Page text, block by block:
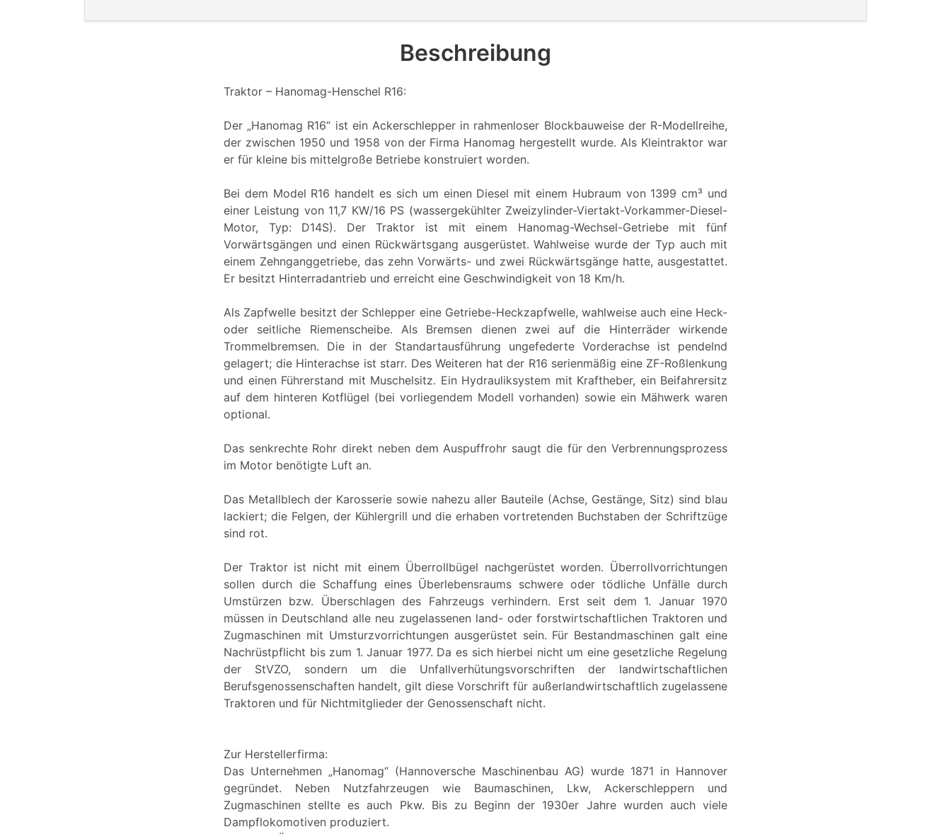
Beschreibung
Traktor – Hanomag-Henschel R16:
Der „Hanomag R16“ ist ein Ackerschlepper in rahmenloser Blockbauweise der R-Modellreihe,
der zwischen 1950 und 1958 von der Firma Hanomag hergestellt wurde. Als Kleintraktor war
er für kleine bis mittelgroße Betriebe konstruiert worden.
Bei dem Model R16 handelt es sich um einen Diesel mit einem Hubraum von 1399 cm³ und
einer Leistung von 11,7 KW/16 PS (wassergekühlter Zweizylinder-Viertakt-Vorkammer-Diesel-
Motor, Typ: D14S). Der Traktor ist mit einem Hanomag-Wechsel-Getriebe mit fünf
Vorwärtsgängen und einen Rückwärtsgang ausgerüstet. Wahlweise wurde der Typ auch mit
einem Zehnganggetriebe, das zehn Vorwärts- und zwei Rückwärtsgänge hatte, ausgestattet.
Er besitzt Hinterradantrieb und erreicht eine Geschwindigkeit von 18 Km/h.
Als Zapfwelle besitzt der Schlepper eine Getriebe-Heckzapfwelle, wahlweise auch eine Heck-
oder seitliche Riemenscheibe. Als Bremsen dienen zwei auf die Hinterräder wirkende
Trommelbremsen. Die in der Standartausführung ungefederte Vorderachse ist pendelnd
gelagert; die Hinterachse ist starr. Des Weiteren hat der R16 serienmäßig eine ZF-Roßlenkung
und einen Führerstand mit Muschelsitz. Ein Hydrauliksystem mit Kraftheber, ein Beifahrersitz
auf dem hinteren Kotflügel (bei vorliegendem Modell vorhanden) sowie ein Mähwerk waren
optional.
Das senkrechte Rohr direkt neben dem Auspuffrohr saugt die für den Verbrennungsprozess
im Motor benötigte Luft an.
Das Metallblech der Karosserie sowie nahezu aller Bauteile (Achse, Gestänge, Sitz) sind blau
lackiert; die Felgen, der Kühlergrill und die erhaben vortretenden Buchstaben der Schriftzüge
sind rot.
Der Traktor ist nicht mit einem Überrollbügel nachgerüstet worden. Überrollvorrichtungen
sollen durch die Schaffung eines Überlebensraums schwere oder tödliche Unfälle durch
Umstürzen bzw. Überschlagen des Fahrzeugs verhindern. Erst seit dem 1. Januar 1970
müssen in Deutschland alle neu zugelassenen land- oder forstwirtschaftlichen Traktoren und
Zugmaschinen mit Umsturzvorrichtungen ausgerüstet sein. Für Bestandmaschinen galt eine
Nachrüstpflicht bis zum 1. Januar 1977. Da es sich hierbei nicht um eine gesetzliche Regelung
der StVZO, sondern um die Unfallverhütungsvorschriften der landwirtschaftlichen
Berufsgenossenschaften handelt, gilt diese Vorschrift für außerlandwirtschaftlich zugelassene
Traktoren und für Nichtmitglieder der Genossenschaft nicht.
Zur Herstellerfirma:
Das Unternehmen „Hanomag“ (Hannoversche Maschinenbau AG) wurde 1871 in Hannover
gegründet. Neben Nutzfahrzeugen wie Baumaschinen, Lkw, Ackerschleppern und
Zugmaschinen stellte es auch Pkw. Bis zu Beginn der 1930er Jahre wurden auch viele
Dampflokomotiven produziert.